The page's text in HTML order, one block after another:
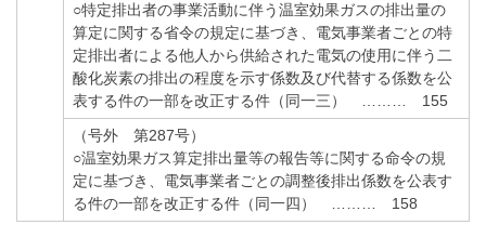
○特定排出者の事業活動に伴う温室効果ガスの排出量の
算定に関する省令の規定に基づき、電気事業者ごとの特
定排出者による他人から供給された電気の使用に伴う二
酸化炭素の排出の程度を示す係数及び代替する係数を公
表する件の一部を改正する件（同一三） ……… 155
（号外 第287号）
○温室効果ガス算定排出量等の報告等に関する命令の規
定に基づき、電気事業者ごとの調整後排出係数を公表す
る件の一部を改正する件（同一四） ……… 158